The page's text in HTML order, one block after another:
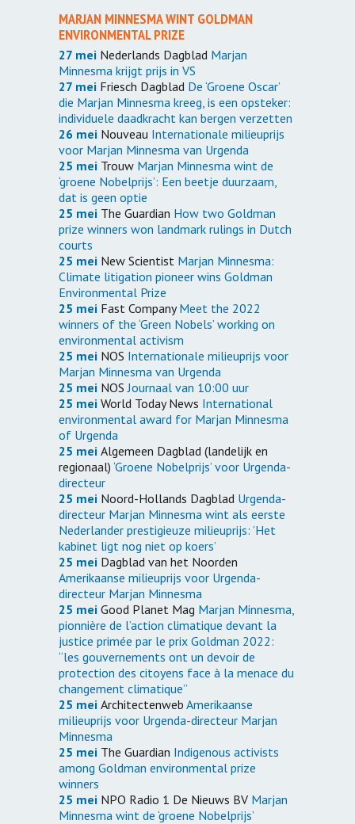
MARJAN MINNESMA WINT GOLDMAN
ENVIRONMENTAL PRIZE
27 mei Nederlands Dagblad Marjan
Minnesma krijgt prijs in VS
27 mei Friesch Dagblad De ‘Groene Oscar’
die Marjan Minnesma kreeg, is een opsteker:
individuele daadkracht kan bergen verzetten
26 mei Nouveau Internationale milieuprijs
voor Marjan Minnesma van Urgenda
25 mei Trouw Marjan Minnesma wint de
‘groene Nobelprijs’: Een beetje duurzaam,
dat is geen optie
25 mei The Guardian How two Goldman
prize winners won landmark rulings in Dutch
courts
25 mei New Scientist Marjan Minnesma:
Climate litigation pioneer wins Goldman
Environmental Prize
25 mei Fast CompanyMeet the 2022
winners of the ‘Green Nobels’ working on
environmental activism
25 mei NOS Internationale milieuprijs voor
Marjan Minnesma van Urgenda
25 mei NOSJournaal van 10:00 uur
25 mei World Today News International
environmental award for Marjan Minnesma
of Urgenda
25 mei Algemeen Dagblad (landelijk en
regionaal) ‘Groene Nobelprijs’ voor Urgenda-
directeur
25 mei Noord-Hollands Dagblad Urgenda-
directeur Marjan Minnesma wint als eerste
Nederlander prestigieuze milieuprijs: ’Het
kabinet ligt nog niet op koers’
25 mei Dagblad van het Noorden
Amerikaanse milieuprijs voor Urgenda-
directeur Marjan Minnesma
25 mei Good Planet Mag Marjan Minnesma,
pionnière de l’action climatique devant la
justice primée par le prix Goldman 2022:
“les gouvernements ont un devoir de
protection des citoyens face à la menace du
changement climatique”
25 mei Architectenweb Amerikaanse
milieuprijs voor Urgenda-directeur Marjan
Minnesma
25 mei The Guardian Indigenous activists
among Goldman environmental prize
winners
25 mei NPO Radio 1 De Nieuws BV Marjan
Minnesma wint de ‘groene Nobelprijs’